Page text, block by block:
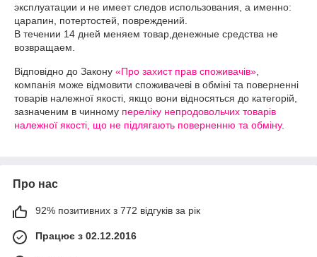
эксплуатации и не имеет следов использования, а именно:
царапин, потертостей, повреждений.
В течении 14 дней меняем товар,денежные средства не
Відповідно до Закону «Про захист прав споживачів»
компанія може відмовити споживачеві в обміні та поверненні
товарів належної якості, якщо вони відносяться до категорій,
зазначеним в чинному переліку непродовольчих товарів
належної якості, що не підлягають поверненню та обміну.
Про нас
92% позитивних з 772 відгуків за рік
Працює з 02.12.2016